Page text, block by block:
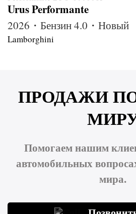
Urus Performante
2026・Бензин 4.0・Новый
Lamborghini
ПРОДАЖИ
Помогаем нашим
автомобильных
мира.